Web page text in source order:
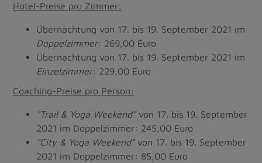
Hotel-Preise pro Zimmer:
Übernachtung von 17. bis 19. September 2021 im
Doppelzimmer: 269,00 Euro
Übernachtung von 17. bis 19. September 2021 im
Einzelzimmer: 229,00 Euro
Coaching-Preise pro Person:
"Trail & Yoga Weekend"von 17. bis 19. September
2021 im Doppelzimmer: 245,00 Euro
"City & Yoga Weekend"von 17. bis 19. September
2021 im Doppelzimmer: 85,00 Euro